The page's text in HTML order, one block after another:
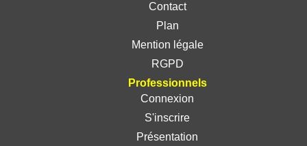
Contact
Plan
Mention légale
RGPD
Professionnels
Connexion
S'inscrire
Présentation